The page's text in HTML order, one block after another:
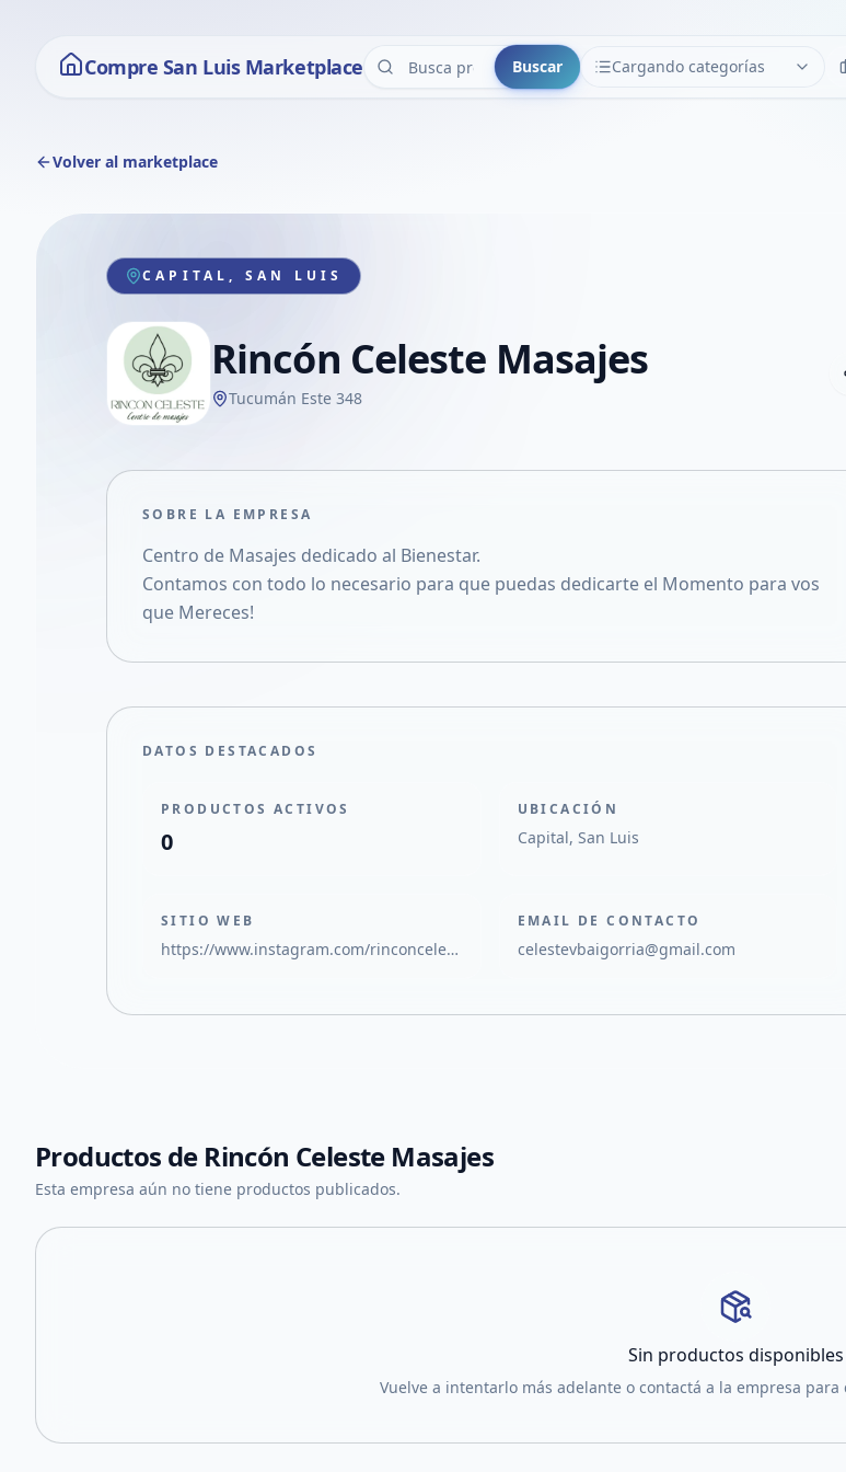
Compre San Luis Marketplace Buscar Cargando categorías
CATEGORÍAS
Volver al marketplace
CAPITAL, SAN LUIS
Rincón Celeste Masajes
Tucumán Este 348
SOBRE LA EMPRESA
Centro de Masajes dedicado al Bienestar.
Contamos con todo lo necesario para que puedas dedicarte el Momento para vos
que Mereces!
DATOS DESTACADOS
PRODUCTOS ACTIVOS
0
UBICACIÓN
Capital, San Luis
SITIO WEB
https://www.instagram.com/rinconceleste.masajes?igsh=Zm0ydHJvazBhdGJw
EMAIL DE CONTACTO
celestevbaigorria@gmail.com
Productos de Rincón Celeste Masajes
Esta empresa aún no tiene productos publicados.
Sin productos disponibles
Vuelve a intentarlo más adelante o contactá a la empresa